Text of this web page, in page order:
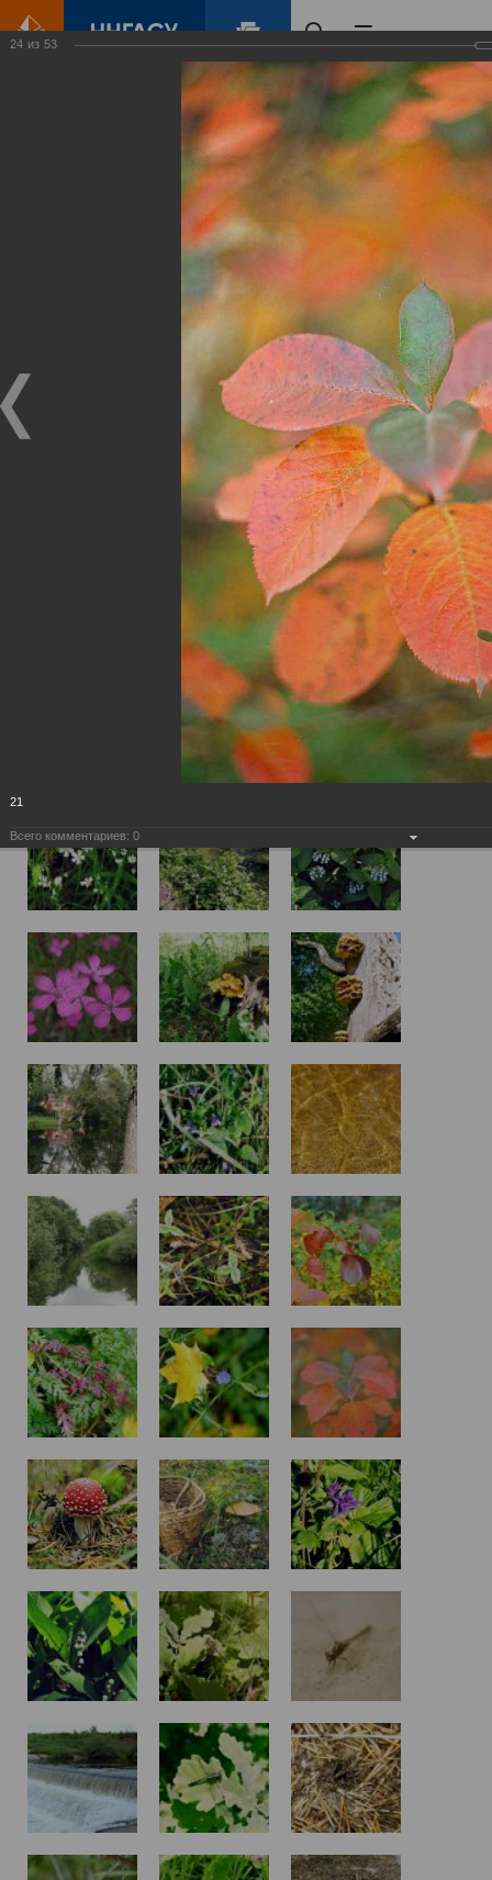
Зеленый Город
Виртуальные
выставки
(фотоальбомы)
24 из 53
21
Всего комментариев: 0